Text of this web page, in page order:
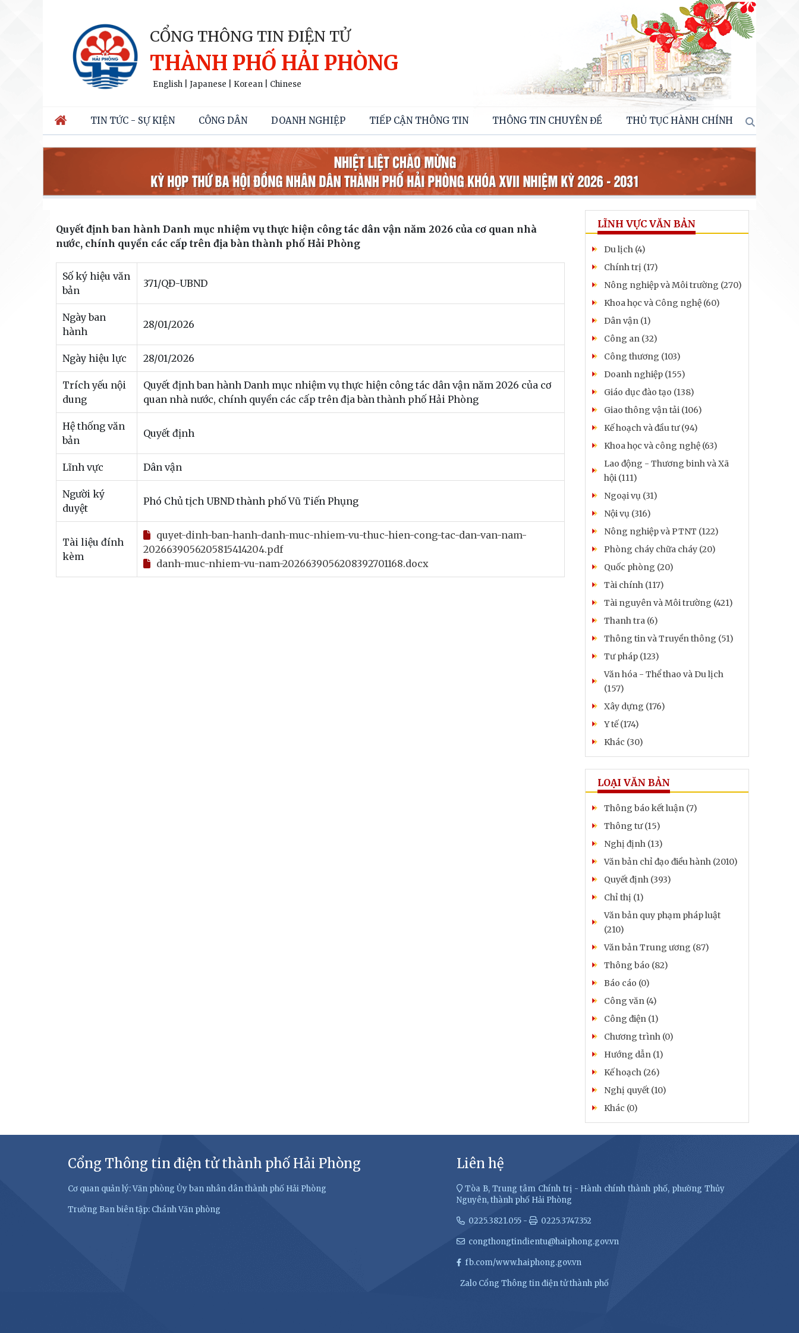
CỔNG THÔNG TIN ĐIỆN TỬ
THÀNH PHỐ HẢI PHÒNG
English Japanese Korean Chinese
TIN TỨC - SỰ KIỆN CÔNG DÂN DOANH NGHIỆP TIẾP CẬN THÔNG TIN THÔNG TIN CHUYÊN ĐỀ THỦ TỤC HÀNH CHÍNH
Quyết định ban hành Danh mục nhiệm vụ thực hiện công tác dân vận năm 2026 của cơ quan nhà
nước, chính quyền các cấp trên địa bàn thành phố Hải Phòng
Số ký hiệu văn
bản
371/QĐ-UBND
Ngày ban
hành
28/01/2026
Ngày hiệu lực 28/01/2026
Trích yếu nội
dung
Quyết định ban hành Danh mục nhiệm vụ thực hiện công tác dân vận năm 2026 của cơ
quan nhà nước, chính quyền các cấp trên địa bàn thành phố Hải Phòng
Hệ thống văn
bản
Quyết định
Lĩnh vực Dân vận
Người ký
duyệt
Phó Chủ tịch UBND thành phố Vũ Tiến Phụng
Tài liệu đính
kèm
quyet-dinh-ban-hanh-danh-muc-nhiem-vu-thuc-hien-cong-tac-dan-van-nam-
2026639056205815414204.pdf
danh-muc-nhiem-vu-nam-2026639056208392701168.docx
LĨNH VỰC VĂN BẢN
Du lịch (4)
Chính trị (17)
Nông nghiệp và Môi trường (270)
Khoa học và Công nghệ (60)
Dân vận (1)
Công an (32)
Công thương (103)
Doanh nghiệp (155)
Giáo dục đào tạo (138)
Giao thông vận tải (106)
Kế hoạch và đầu tư (94)
Khoa học và công nghệ (63)
Lao động - Thương binh và Xã
hội (111)
Ngoại vụ (31)
Nội vụ (316)
Nông nghiệp và PTNT (122)
Phòng cháy chữa cháy (20)
Quốc phòng (20)
Tài chính (117)
Tài nguyên và Môi trường (421)
Thanh tra (6)
Thông tin và Truyền thông (51)
Tư pháp (123)
Văn hóa - Thể thao và Du lịch
(157)
Xây dựng (176)
Y tế (174)
Khác (30)
LOẠI VĂN BẢN
Thông báo kết luận (7)
Thông tư (15)
Nghị định (13)
Văn bản chỉ đạo điều hành (2010)
Quyết định (393)
Chỉ thị (1)
Văn bản quy phạm pháp luật
(210)
Văn bản Trung ương (87)
Thông báo (82)
Báo cáo (0)
Công văn (4)
Công điện (1)
Chương trình (0)
Hướng dẫn (1)
Kế hoạch (26)
Nghị quyết (10)
Khác (0)
Cổng Thông tin điện tử thành phố Hải Phòng
Cơ quan quản lý: Văn phòng Ủy ban nhân dân thành phố Hải Phòng
Trưởng Ban biên tập: Chánh Văn phòng
Liên hệ
Tòa B, Trung tâm Chính trị - Hành chính thành phố, phường Thủy
Nguyên, thành phố Hải Phòng
0225.3821.055 - 0225.3747.352
congthongtindientu@haiphong.gov.vn
fb.com/www.haiphong.gov.vn
Zalo Cổng Thông tin điện tử thành phố